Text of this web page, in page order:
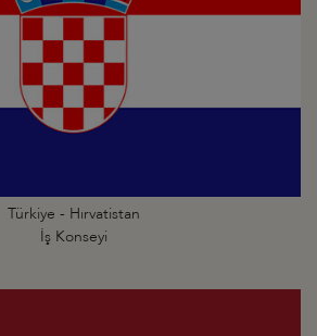
Türkiye - Hırvatistan
İş Konseyi